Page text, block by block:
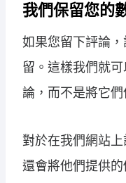
我們保留您的
如果您留下評論
留。這樣我們就
論，而不是將它們
對於在我們網站
還會將他們提供